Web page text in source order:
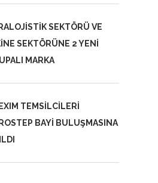
SEKTÖRÜ VE
SEKTÖRÜNE 2 YENİ
MARKA
TEMSİLCİLERİ
BAYİ BULUŞMASINA